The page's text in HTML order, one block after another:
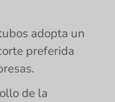
adopta un
preferida
de la